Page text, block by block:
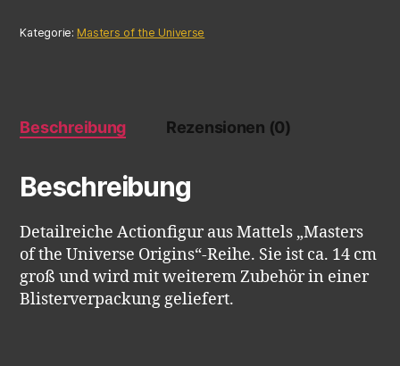
Kategorie: Masters of the Universe
Beschreibung Rezensionen (0)
Beschreibung
Detailreiche Actionfigur aus Mattels „Masters
of the Universe Origins“-Reihe. Sie ist ca. 14 cm
groß und wird mit weiterem Zubehör in einer
Blisterverpackung geliefert.